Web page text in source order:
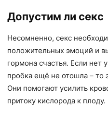
Допустим ли секс
Несомненно, секс
положительных эмоций и
гормона счастья. Если нет
пробка ещё не отошла – то
Они помогают усилить
притоку кислорода к плоду.